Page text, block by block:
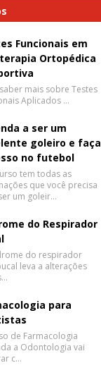
Funcionais em
Ortopédica
mais sobre Testes
Aplicados …
a ser um
goleiro e faça
no futebol
tem todas as
que você precisa
um goleir…
do Respirador
do respirador
leva a alterações
para
de Farmacologia
a Odontologia vai
c…